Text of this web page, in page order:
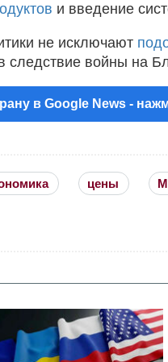
и введение
не исключают
следствие войны на
в Google News -
цены